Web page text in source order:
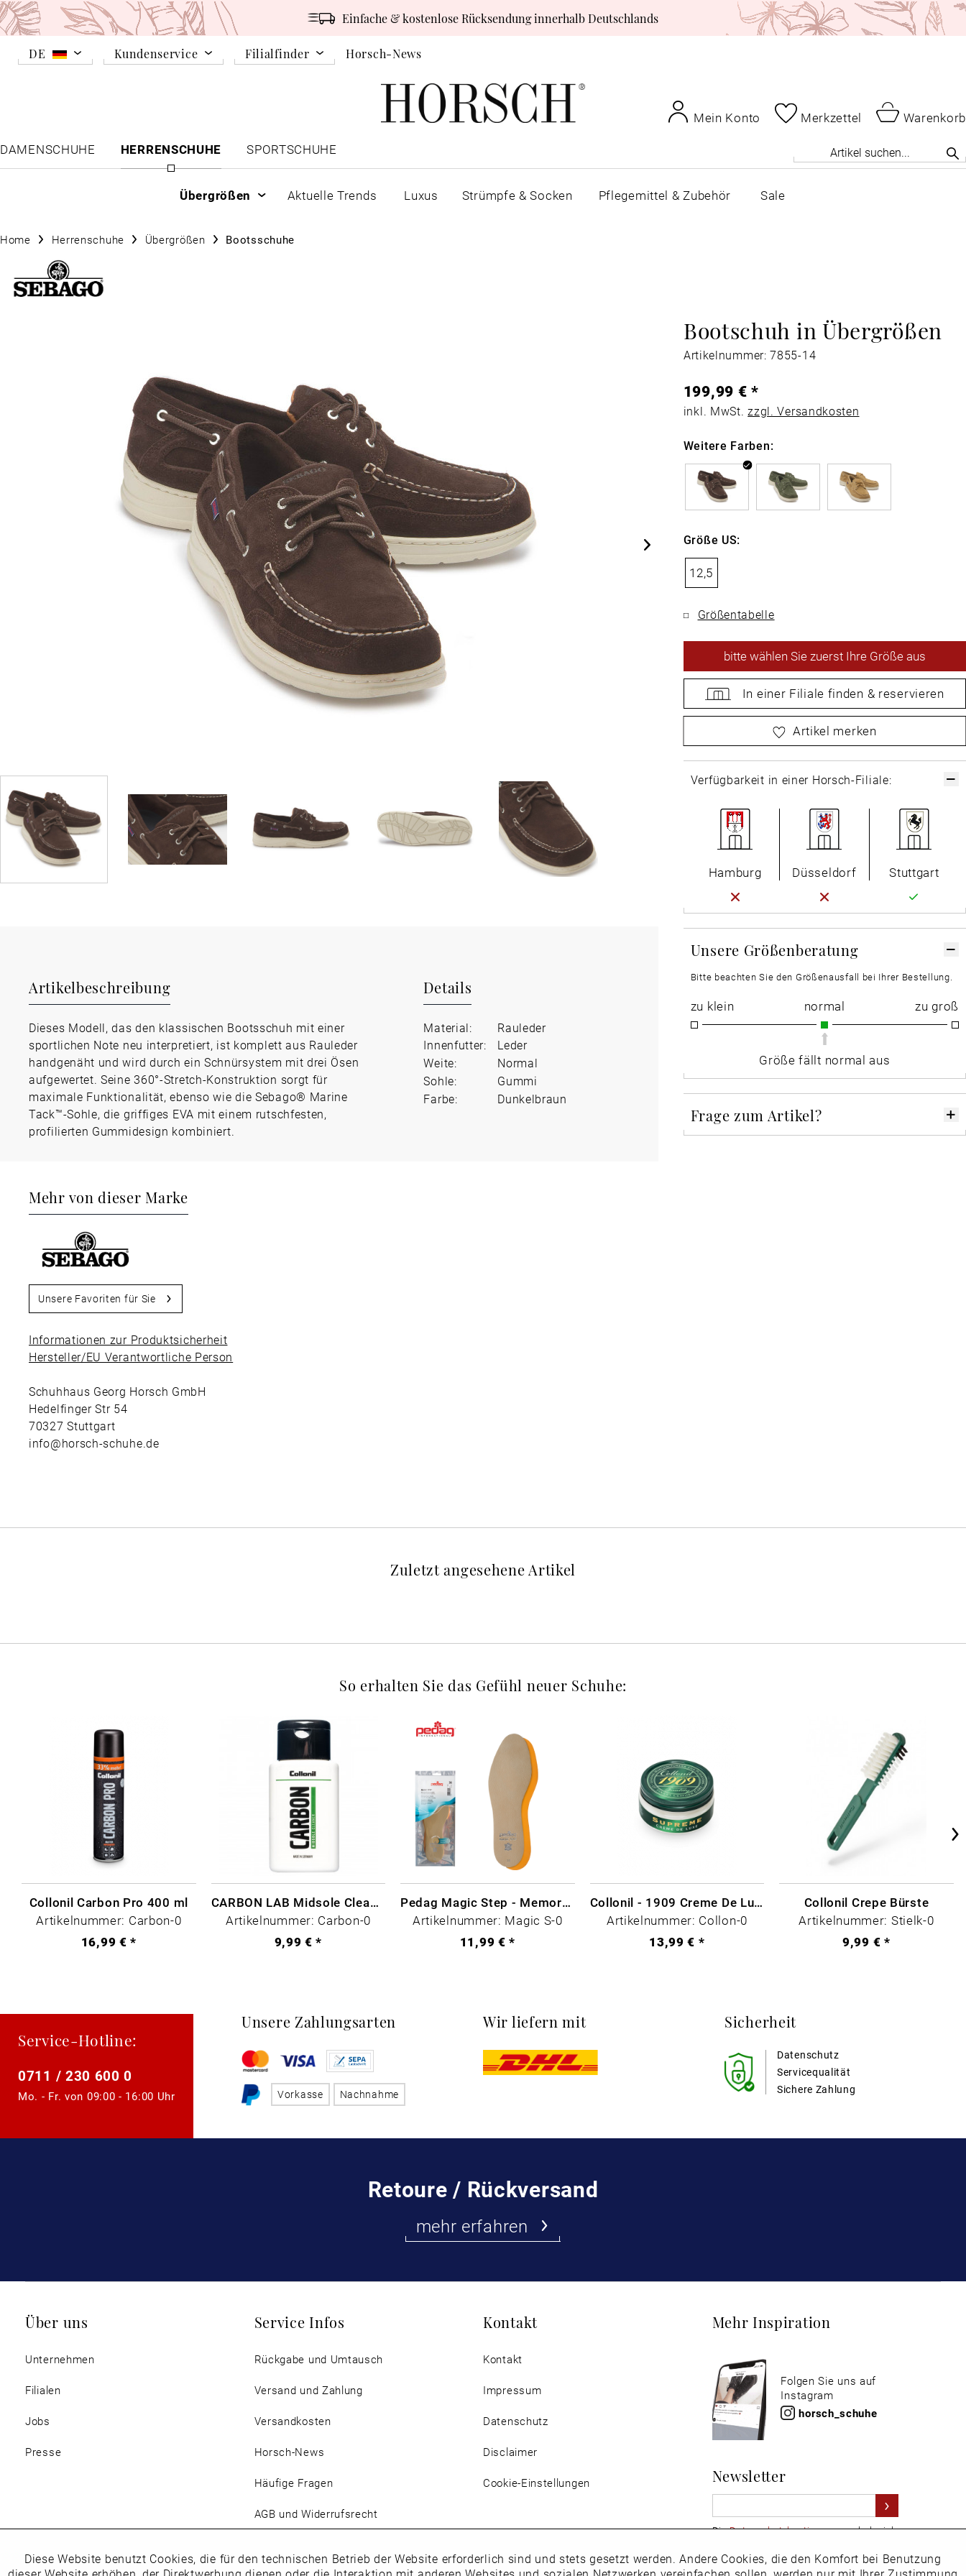
Einfache & kostenlose Rücksendung innerhalb Deutschlands
DE Kundenservice Filialfinder Horsch-News
Mein Konto Merkzettel
Warenkorb
DAMENSCHUHE
HERRENSCHUHE SPORTSCHUHE
Übergrößen Aktuelle Trends Luxus Strümpfe & Socken Pflegemittel & Zubehör Sale
Home Herrenschuhe Übergrößen Bootsschuhe
Bootschuh in Übergrößen
Artikelnummer: 7855-14
Artikelbeschreibung
Dieses Modell, das den klassischen Bootsschuh mit einer
sportlichen Note neu interpretiert, ist komplett aus Rauleder
handgenäht und wird durch ein Schnürsystem mit drei Ösen
aufgewertet. Seine 360°-Stretch-Konstruktion sorgt für
maximale Funktionalität, ebenso wie die Sebago® Marine
Tack™-Sohle, die griffiges EVA mit einem rutschfesten,
profilierten Gummidesign kombiniert.
Details
Material:
Rauleder
Innenfutter:
Leder
Weite:
Normal
Sohle:
Gummi
Farbe:
Dunkelbraun
Mehr von dieser Marke
Unsere Favoriten für Sie
Informationen zur Produktsicherheit
Hersteller/EU Verantwortliche Person
Schuhhaus Georg Horsch GmbH
Hedelfinger Str 54
70327 Stuttgart
info@horsch-schuhe.de
199,99 € *
inkl. MwSt.zzgl. Versandkosten
Weitere Farben:
Größe US:
12,5
Größentabelle
bittewählen Sie zuerst Ihre Größe aus
In einer Filiale finden & reservieren
wählen Sie zuerst Ihre Größe aus
Artikel merken
Verfügbarkeit in einer Horsch-Filiale:
Hamburg Düsseldorf Stuttgart
Unsere Größenberatung
Bitte beachten Sie den Größenausfall bei Ihrer Bestellung.
zu klein normal zu groß
Größe fällt normal aus
Frage zum Artikel?
Zuletzt angesehene Artikel
So erhalten Sie das Gefühl neuer Schuhe:
Collonil Carbon Pro 400 ml
Artikelnummer: Carbon-0
16,99 € *
CARBON LAB Midsole Cleaner
Artikelnummer: Carbon-0
9,99 € *
Pedag Magic Step - Memory Schaum
Artikelnummer: Magic S-0
11,99 € *
Collonil - 1909 Creme De Luxe Farblos
Artikelnummer: Collon-0
13,99 € *
Collonil Crepe Bürste
Artikelnummer: Stielk-0
9,99 € *
Retoure / Rückversand
mehr erfahren
Service-Hotline:
0711 / 230 600 0
Mo. - Fr. von 09:00 - 16:00 Uhr
Unsere Zahlungsarten
Vorkasse Nachnahme
Wir liefern mit Sicherheit
Datenschutz
Sichere Zahlung
Servicequalität
Über uns
Unternehmen
Filialen
Jobs
Presse
Service Infos
Rückgabe und Umtausch
Versand und Zahlung
Versandkosten
Horsch-News
Häufige Fragen
AGB und Widerrufsrecht
Kontakt
Kontakt
Impressum
Datenschutz
Disclaimer
Cookie-Einstellungen
Mehr Inspiration
Folgen Sie uns auf
Instagram
horsch_schuhe
Newsletter
DieDatenschutzbestimmungenhabe ich
Hiervom Newsletter abmelden.
Funktionale Aktiv
Diese Website benutzt Cookies, die für den technischen Betrieb der Website erforderlich sind und stets gesetzt werden. Andere Cookies, die den Komfort bei Benutzung